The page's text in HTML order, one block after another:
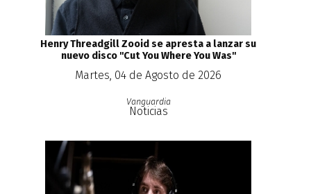
Henry Threadgill Zooid se apresta a lanzar su
nuevo disco ''Cut You Where You Was''
Martes, 04 de Agosto de 2026
Vanguardia
Noticias